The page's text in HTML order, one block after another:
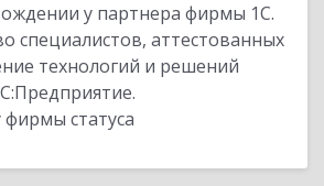
у партнера фирмы 1С.
специалистов, аттестованных
технологий и решений
статуса